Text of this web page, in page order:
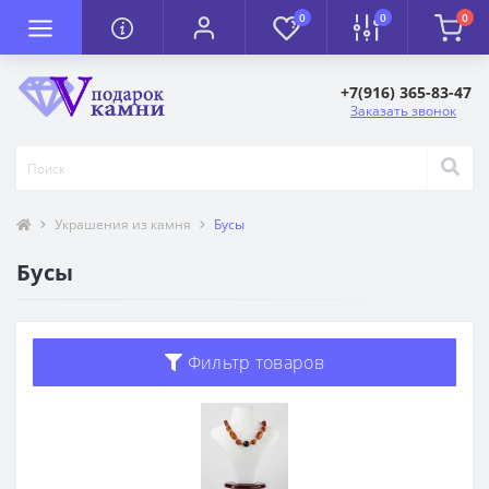
0 0 0
+7(916) 365-83-47
Заказать звонок
Украшения из камня Бусы
Бусы
Фильтр товаров